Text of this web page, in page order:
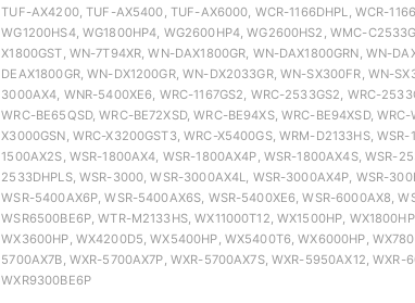
TUF-AX4200, TUF-AX5400, TUF-AX6000, WCR-1166DHPL, WCR-
WG1200HS4, WG1800HP4, WG2600HP4, WG2600HS2, WMC-
X1800GST, WN-7T94XR, WN-DAX1800GR, WN-DAX1800GRN, WN-
DEAX1800GR, WN-DX1200GR, WN-DX2033GR, WN-SX300FR, WN-
3000AX4, WNR-5400XE6, WRC-1167GS2, WRC-2533GS2, WRC-
WRC-BE65QSD, WRC-BE72XSD, WRC-BE94XS, WRC-BE94XSD,
X3000GSN, WRC-X3200GST3, WRC-X5400GS, WRM-D2133HS, WSR-
1500AX2S, WSR-1800AX4, WSR-1800AX4P, WSR-1800AX4S, WSR-
2533DHPLS, WSR-3000, WSR-3000AX4L, WSR-3000AX4P, WSR-
WSR-5400AX6P, WSR-5400AX6S, WSR-5400XE6, WSR-6000AX8,
WSR6500BE6P, WTR-M2133HS, WX11000T12, WX1500HP,
WX3600HP, WX4200D5, WX5400HP, WX5400T6, WX6000HP,
5700AX7B, WXR-5700AX7P, WXR-5700AX7S, WXR-5950AX12, WXR-
WXR9300BE6P